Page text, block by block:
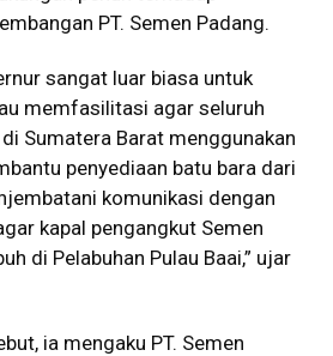
PT. Semen Padang.
sangat luar biasa untuk
memfasilitasi agar seluruh
Sumatera Barat menggunakan
penyediaan batu bara dari
komunikasi dengan
kapal pengangkut Semen
di Pelabuhan Pulau Baai,” ujar
ia mengaku PT. Semen